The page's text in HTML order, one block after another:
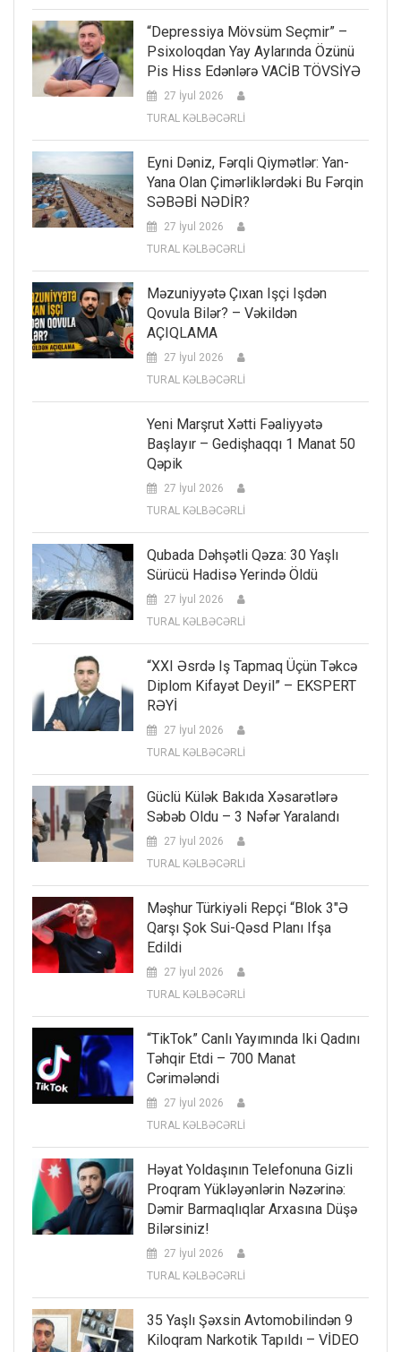
“Depressiya Mövsüm Seçmir” –
Psixoloqdan Yay Aylarında Özünü
Pis Hiss Edənlərə VACİB TÖVSİYƏ
27 İyul 2026
TURAL KƏLBƏCƏRLİ
Eyni Dəniz, Fərqli Qiymətlər: Yan-
Yana Olan Çimərliklərdəki Bu Fərqin
SƏBƏBİ NƏDİR?
27 İyul 2026
TURAL KƏLBƏCƏRLİ
Məzuniyyətə Çıxan Işçi Işdən
Qovula Bilər? – Vəkildən
AÇIQLAMA
27 İyul 2026
TURAL KƏLBƏCƏRLİ
Yeni Marşrut Xətti Fəaliyyətə
Başlayır – Gedişhaqqı 1 Manat 50
Qəpik
27 İyul 2026
TURAL KƏLBƏCƏRLİ
Qubada Dəhşətli Qəza: 30 Yaşlı
Sürücü Hadisə Yerində Öldü
27 İyul 2026
TURAL KƏLBƏCƏRLİ
“XXI Əsrdə Iş Tapmaq Üçün Təkcə
Diplom Kifayət Deyil” – EKSPERT
RƏYİ
27 İyul 2026
TURAL KƏLBƏCƏRLİ
Güclü Külək Bakıda Xəsarətlərə
Səbəb Oldu – 3 Nəfər Yaralandı
27 İyul 2026
TURAL KƏLBƏCƏRLİ
Məşhur Türkiyəli Repçi “Blok 3″ə
Qarşı Şok Sui-Qəsd Planı Ifşa
Edildi
27 İyul 2026
TURAL KƏLBƏCƏRLİ
“TikTok” Canlı Yayımında Iki Qadını
Təhqir Etdi – 700 Manat
Cərimələndi
27 İyul 2026
TURAL KƏLBƏCƏRLİ
Həyat Yoldaşının Telefonuna Gizli
Proqram Yükləyənlərin Nəzərinə:
Dəmir Barmaqlıqlar Arxasına Düşə
Bilərsiniz!
27 İyul 2026
TURAL KƏLBƏCƏRLİ
35 Yaşlı Şəxsin Avtomobilindən 9
Kiloqram Narkotik Tapıldı – VİDEO